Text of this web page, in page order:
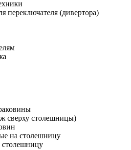
переключателя (дивертора)
сверху столешницы)
на столешницу
столешницу